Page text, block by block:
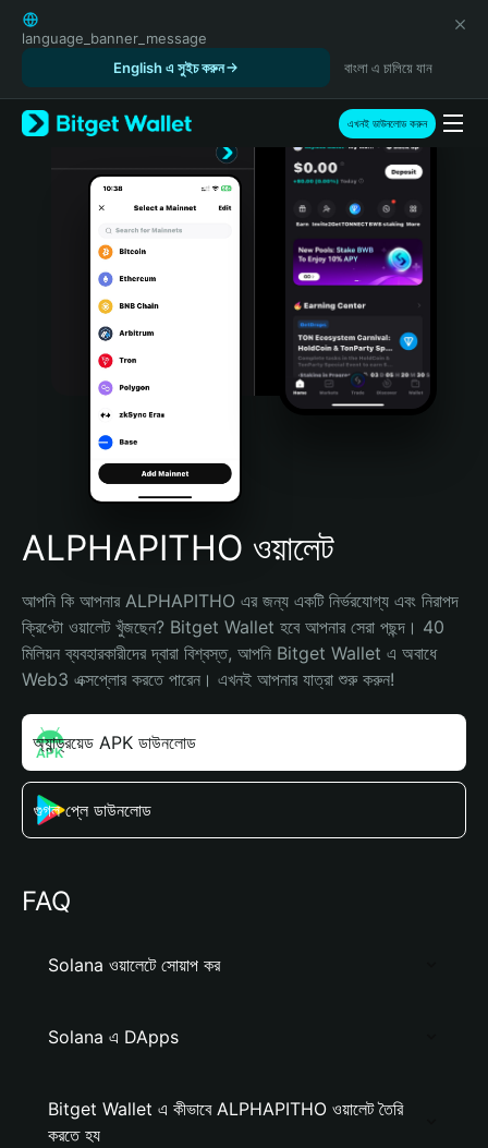
English
日本語
Русский
Español (Latinoamérica)
Türkçe
Português (Portugal)
Bahasa Indonesia
Português (Brasil)
Español (Argentina)
language_banner_message
English এ সুইচ করুন
বাংলা এ চালিয়ে যান
এখনই ডাউনলোড করুন
ALPHAPITHO ওয়ালেট
আপনি কি আপনার ALPHAPITHO এর জন্য একটি নির্ভরযোগ্য এবং নিরাপদ
ক্রিপ্টো ওয়ালেট খুঁজছেন? Bitget Wallet হবে আপনার সেরা পছন্দ। 40
মিলিয়ন ব্যবহারকারীদের দ্বারা বিশ্বস্ত, আপনি Bitget Wallet এ অবাধে
Web3 এক্সপ্লোর করতে পারেন। এখনই আপনার যাত্রা শুরু করুন!
অ্যান্ড্রয়েড APK ডাউনলোড
গুগল প্লে ডাউনলোড
FAQ
Solana ওয়ালেটে সোয়াপ কর
Solana এ DApps
Bitget Wallet এ কীভাবে ALPHAPITHO ওয়ালেট তৈরি
করতে হয